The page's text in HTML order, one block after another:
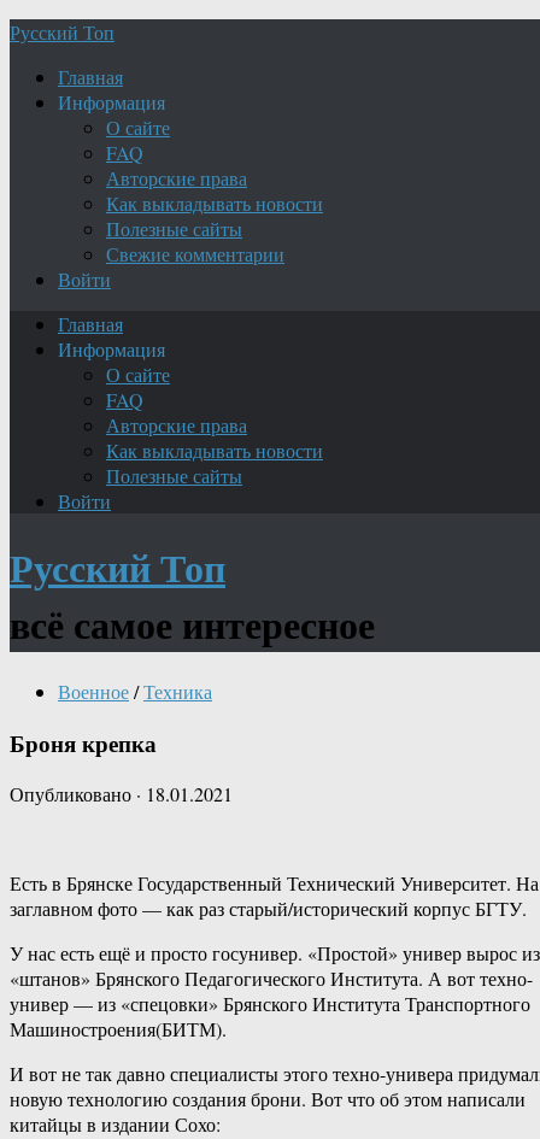
Русский Топ
Главная
Информация
О сайте
FAQ
Авторские права
Как выкладывать новости
Полезные сайты
Свежие комментарии
Войти
Главная
Информация
О сайте
FAQ
Авторские права
Как выкладывать новости
Полезные сайты
Войти
Русский Топ
всё самое интересное
Военное/Техника
Броня крепка
Опубликовано · 18.01.2021
Есть в Брянске Государственный Технический Университет. На
заглавном фото — как раз старый/исторический корпус БГТУ.
У нас есть ещё и просто госунивер. «Простой» универ вырос из
«штанов» Брянского Педагогического Института. А вот техно-
универ — из «спецовки» Брянского Института Транспортного
Машиностроения(БИТМ).
И вот не так давно специалисты этого техно-универа
новую технологию создания брони. Вот что об этом написали
китайцы в издании Сохо: